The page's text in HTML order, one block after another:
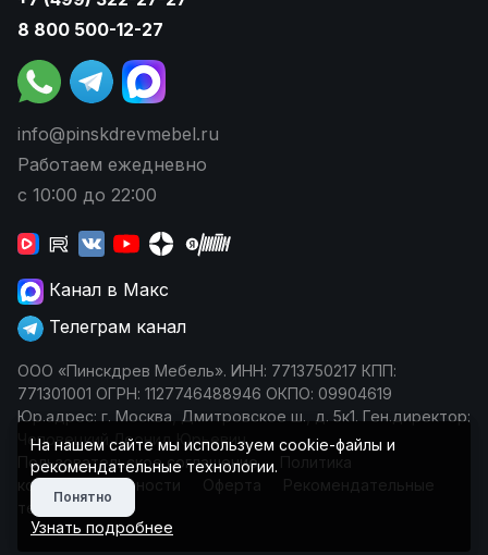
8 800 500-12-27
info@pinskdrevmebel.ru
Работаем ежедневно
с 10:00 до 22:00
Канал в Макс
Телеграм канал
ООО «Пинскдрев Мебель». ИНН: 7713750217 КПП:
771301001 ОГРН: 1127746488946 ОКПО: 09904619
Юр.адрес: г. Москва, Дмитровское ш., д. 5к1. Ген.директор:
Чеповецкий Леонид Юрьевич
Пользовательское соглашение
Политика
конфиденциальности
Оферта
Рекомендательные
технологии
На нашем сайте мы используем cookie-файлы и
рекомендательные технологии.
Понятно
Узнать подробнее